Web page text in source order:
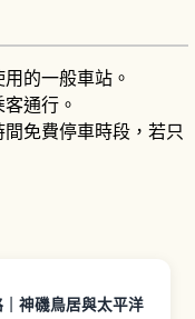
的一般車站。
通行。
免費停車時段，若只
神磯鳥居與太平洋